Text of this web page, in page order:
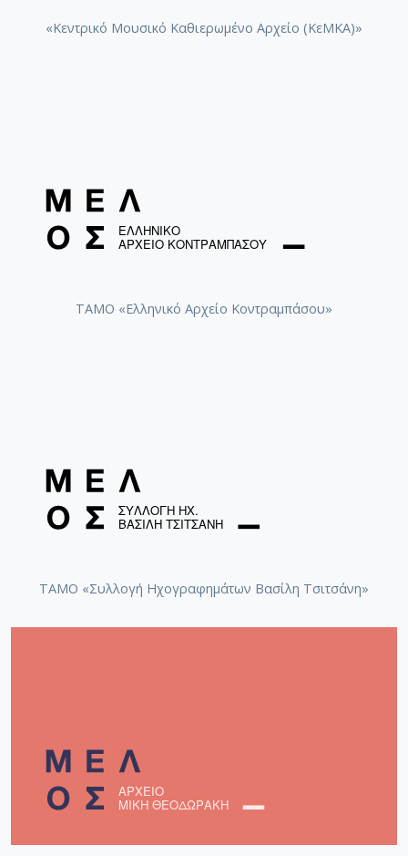
«Κεντρικό Μουσικό Καθιερωμένο Αρχείο (ΚεΜΚΑ)»
ΤΑΜΟ «Ελληνικό Αρχείο Κοντραμπάσου»
ΤΑΜΟ «Συλλογή Ηχογραφημάτων Βασίλη Τσιτσάνη»